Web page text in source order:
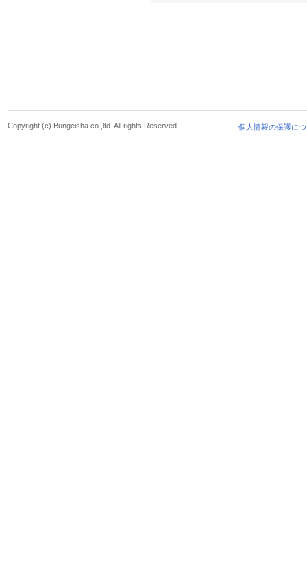
個人情報の保護に
Copyright (c) Bungeisha co.,ltd. All rights Reserved.